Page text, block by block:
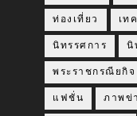
ท่องเที่ยว เท
นิทรรศการ นิ
พระราชกรณียกิจ
แฟชั่น ภาพข่